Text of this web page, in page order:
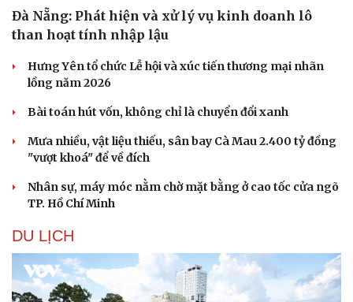
Văn hóa
Văn học
Âm nhạc
Thời trang
Đà Nẵng: Phát hiện và xử lý vụ kinh doanh lô
than hoạt tính nhập lậu
Hưng Yên tổ chức Lễ hội và xúc tiến thương mại nhãn
lồng năm 2026
Bài toán hút vốn, không chỉ là chuyển đổi xanh
Mưa nhiều, vật liệu thiếu, sân bay Cà Mau 2.400 tỷ đồng
"vượt khoá" để về đích
Nhân sự, máy móc nằm chờ mặt bằng ở cao tốc cửa ngõ
TP. Hồ Chí Minh
DU LỊCH